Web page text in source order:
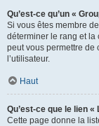
Qu’est-ce qu’un «
Si vous êtes membre
déterminer le rang et la
peut vous permettre de
l’utilisateur.
Haut
Qu’est-ce que le lien «
Cette page donne la